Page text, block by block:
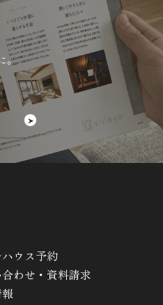
。
ウス予約
わせ・資料請求